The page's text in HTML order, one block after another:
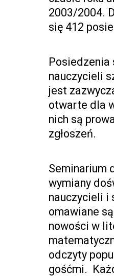
2003/2004.
się 412
Posiedzenia
nauczycieli
jest
otwarte dla
nich są
zgłoszeń.
Seminarium
wymiany
nauczycieli i
omawiane
nowości w
odczyty
gośćmi.